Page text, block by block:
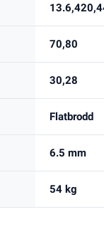
70,80
30,28
Flatbrodd
6.5 mm
54 kg